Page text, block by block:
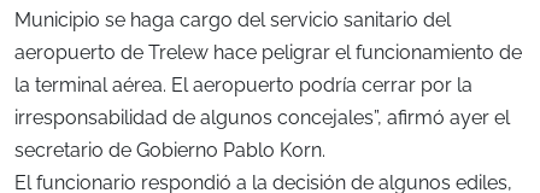
Municipio se haga cargo del servicio sanitario del
aeropuerto de Trelew hace peligrar el funcionamiento de
la terminal aérea. El aeropuerto podría cerrar por la
irresponsabilidad de algunos concejales”, afirmó ayer el
secretario de Gobierno Pablo Korn.
El funcionario respondió a la decisión de algunos ediles,